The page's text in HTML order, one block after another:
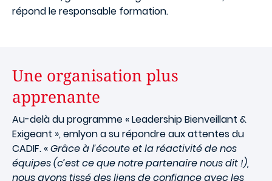
répond le responsable formation.
Une organisation plus
apprenante
Au-delà du programme « Leadership Bienveillant &
Exigeant », emlyon a su répondre aux attentes du
CADIF. «Grâce à l’écoute et la réactivité de nos
équipes (c’est ce que notre partenaire nous dit !),
nous avons tissé des liens de confiance avec les